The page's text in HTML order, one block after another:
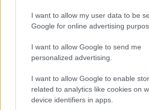
I want to allow my user data to be
Google for online advertising
I want to allow Google to send me
personalized advertising.
I want to allow Google to enable
related to analytics like cookies on
device identifiers in apps.
Harmadik kör.Itt szokott baj lenni.
kilométeren nincs. Tulajdonképpen,
minden kör elején, a hőmérőn, hogy
napon, nem is zavarna a meleg.
lassabb félmaratonistákat. Egy